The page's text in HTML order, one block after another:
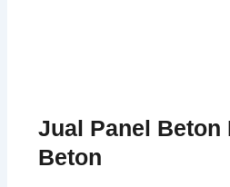
Jual Panel Beton
Beton